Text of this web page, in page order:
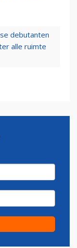
debutanten
alle ruimte